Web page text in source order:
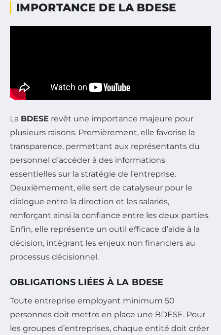
IMPORTANCE DE LA BDESE
La BDESE revêt une importance majeure pour
plusieurs raisons. Premièrement, elle favorise la
transparence, permettant aux représentants du
personnel d’accéder à des informations
essentielles sur la stratégie de l’entreprise.
Deuxièmement, elle sert de catalyseur pour le
dialogue entre la direction et les salariés,
renforçant ainsi la confiance entre les deux parties.
Enfin, elle représente un outil efficace d’aide à la
décision, intégrant les enjeux non financiers au
processus décisionnel.
OBLIGATIONS LIÉES À LA BDESE
Toute entreprise employant minimum 50
personnes doit mettre en place une BDESE. Pour
les groupes d’entreprises, chaque entité doit créer